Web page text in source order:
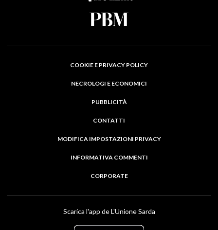
COOKIE E PRIVACY POLICY
NECROLOGI E ECONOMICI
PUBBLICITÀ
CONTATTI
MODIFICA IMPOSTAZIONI PRIVACY
INFORMATIVA COMMENTI
CORPORATE
Scarica l'app de L'Unione Sarda